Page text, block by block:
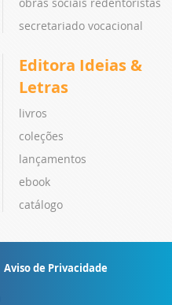
secretariado vocacional
Editora Ideias &
Letras
livros
coleções
lançamentos
ebook
catálogo
Aviso de Privacidade